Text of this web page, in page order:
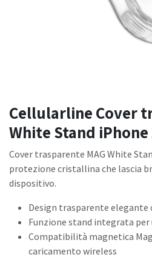
Cellularline Cover
White Stand iPhone
Cover trasparente MAG White
protezione cristallina che lascia
dispositivo.
Design trasparente elegante
Funzione stand integrata per
Compatibilità magnetica
caricamento wireless